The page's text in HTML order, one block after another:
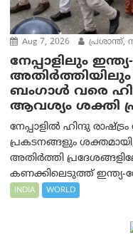
Aug 7, 2026
നേപ്പാളിലും
ബംഗാൾ വരെ
ആവശ്യം ശക്തി
നേപ്പാളിൽ ഹിന്ദു
പ്രകടനങ്ങളും
അതിർത്തി
കണക്കിലെടുത്ത് ഇന്ത്യ-
INDIA WORLD